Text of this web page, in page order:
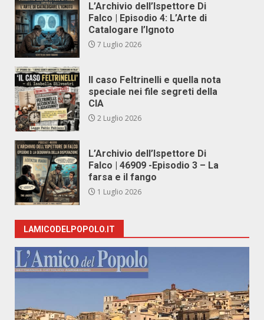
L’Archivio dell’Ispettore Di
Falco | Episodio 4: L’Arte di
Catalogare l’Ignoto
7 Luglio 2026
Il caso Feltrinelli e quella nota
speciale nei file segreti della
CIA
2 Luglio 2026
L’Archivio dell’Ispettore Di
Falco | 46909 -Episodio 3 – La
farsa e il fango
1 Luglio 2026
LAMICODELPOPOLO.IT